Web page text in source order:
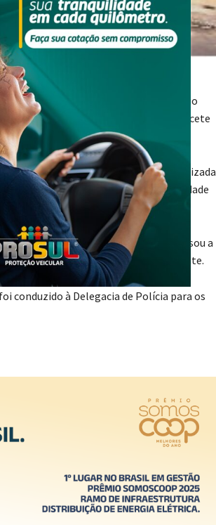
na comunidade de Alto Rio
e com o condutor sem capacete
tentativas, a abordagem foi realizada
possuía registro de furto/roubo na cidade
o teste do bafômetro, ele se recusou a
roubado e embriaguez ao volante.
conduzido à Delegacia de Polícia para os